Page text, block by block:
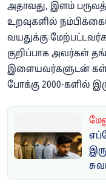
அதாவது, இளம்
உறவுகளில்
வயதுக்கு
குறிப்பாக அவர்கள்
இளையவர்களுடன்
போக்கு 2000-களில்